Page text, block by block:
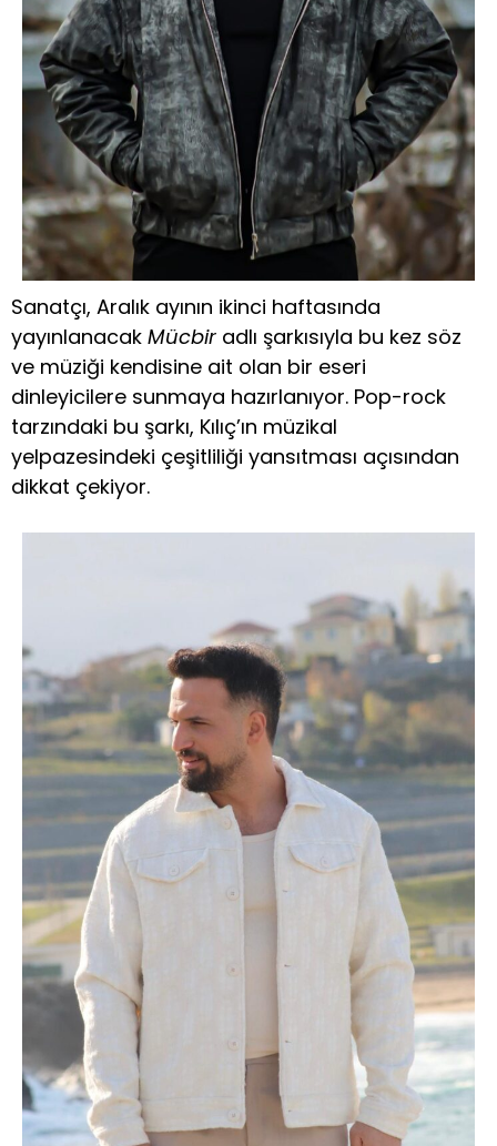
Sanatçı, Aralık ayının ikinci haftasında
yayınlanacak Mücbir adlı şarkısıyla bu kez söz
ve müziği kendisine ait olan bir eseri
dinleyicilere sunmaya hazırlanıyor. Pop-rock
tarzındaki bu şarkı, Kılıç’ın müzikal
yelpazesindeki çeşitliliği yansıtması açısından
dikkat çekiyor.